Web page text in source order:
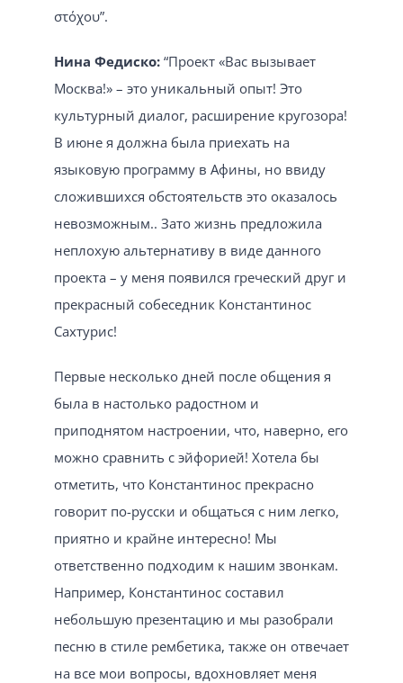
στόχου”.
Нина Федиско:“Проект «Вас вызывает
Москва!» – это уникальный опыт! Это
культурный диалог, расширение кругозора!
В июне я должна была приехать на
языковую программу в Афины, но ввиду
сложившихся обстоятельств это оказалось
невозможным.. Зато жизнь предложила
неплохую альтернативу в виде данного
проекта – у меня появился греческий друг и
прекрасный собеседник Константинос
Сахтурис!
Первые несколько дней после общения я
была в настолько радостном и
приподнятом настроении, что, наверно, его
можно сравнить с эйфорией! Хотела бы
отметить, что Константинос прекрасно
говорит по-русски и общаться с ним легко,
приятно и крайне интересно! Мы
ответственно подходим к нашим звонкам.
Например, Константинос составил
небольшую презентацию и мы разобрали
песню в стиле рембетика, также он отвечает
на все мои вопросы, вдохновляет меня